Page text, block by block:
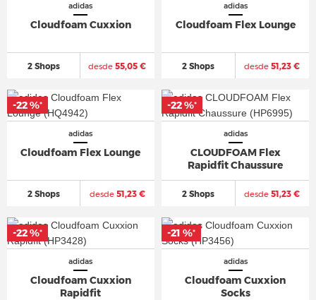
adidas
Cloudfoam Cuxxion
2 Shops desde 55,05 €
adidas
Cloudfoam Flex Lounge
2 Shops desde 51,23 €
adidas
Cloudfoam Flex Lounge
2 Shops desde51,23 €
-22 %*
adidas
CLOUDFOAM Flex
Rapidfit Chaussure
2 Shops desde 51,23 €
-22 %*
adidas
Cloudfoam Cuxxion
Rapidfit
-22 %*
adidas
Cloudfoam Cuxxion
Socks
-21 %*